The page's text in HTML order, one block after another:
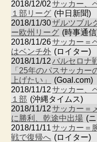
2018/12/02 サッカー、
１部リーグ (中日新聞)
2018/11/30ザルツブル
ー欧州リーグ (時事通
2018/11/26サッカー＝
はベンチ外 (ロイター)
2018/11/12 バルセロナ
「25年のパスサッカー
上げたい」
(Goal.com)
2018/11/12 サッカー、
１部 (沖縄タイムス)
2018/11/12 サッカー＝
に勝利、乾途中出場 (
2018/11/11 サッカー＝
戦で復帰へ (ロイター)